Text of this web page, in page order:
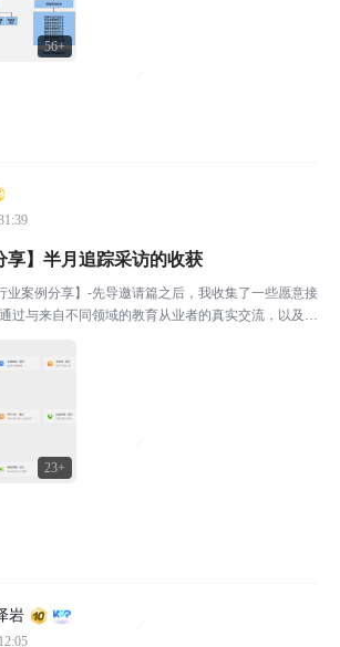
56+
23+
享】半月追踪采访的收获
业案例分享】-先导邀请篇之后，我收集了一些愿意接
过与来自不同领域的教育从业者的真实交流，以及跟
窗口，了解AI在教育行...
岩